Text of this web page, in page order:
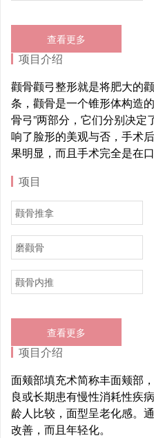
查看更多
项目介绍
颧骨颧弓整形就是将肥大的
条，颧骨是一个锥形体构造
骨弓”两部分，它们分别决
响了脸形的美观与否，手术
果明显，而且手术完全是在
项目
颧骨推拿
磨颧骨
颧骨内推
查看更多
项目介绍
面颊部填充术简称丰面颊部
良或长期患有慢性消耗性疾
龄人比较，面型呈老化感。
改善，而且年轻化。